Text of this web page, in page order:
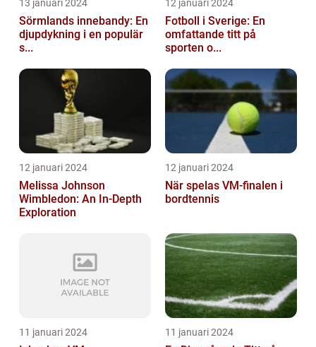
13 januari 2024
Sörmlands innebandy: En
djupdykning i en populär
s...
12 januari 2024
Fotboll i Sverige: En
omfattande titt på
sporten o...
12 januari 2024
Melissa Johnson
Wimbledon: An In-Depth
Exploration
12 januari 2024
När spelas VM-finalen i
bordtennis
11 januari 2024 11 januari 2024